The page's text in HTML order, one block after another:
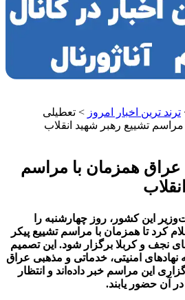
ترند ترین اخبار امروز > تعطیلی
تشییع رهبر شهید انقلاب
همزمان با مراسم
این کشور، روز چهارشنبه را
تا همزمان با مراسم تشییع پیکر
نجف و کربلا برگزار شود. این تصمیم
امنیتی، خدماتی و مذهبی عراق
این مراسم خبر داده‌اند و انتظار
آن حضور یابند.